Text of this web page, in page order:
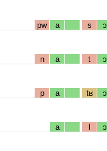
pw a s ɔ
n a t ɔ
p a tʁ ɔ
a l ɔ